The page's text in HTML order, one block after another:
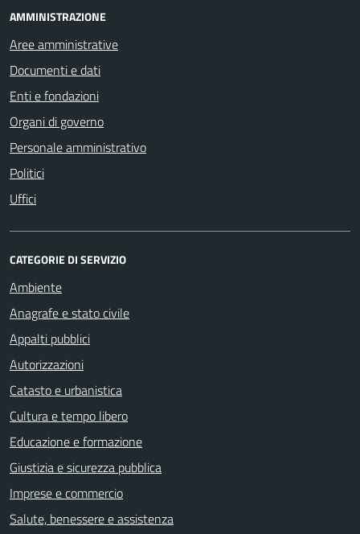
AMMINISTRAZIONE
Aree amministrative
Documenti e dati
Enti e fondazioni
Organi di governo
Personale amministrativo
Politici
Uffici
CATEGORIE DI SERVIZIO
Ambiente
Anagrafe e stato civile
Appalti pubblici
Autorizzazioni
Catasto e urbanistica
Cultura e tempo libero
Educazione e formazione
Giustizia e sicurezza pubblica
Imprese e commercio
Salute, benessere e assistenza